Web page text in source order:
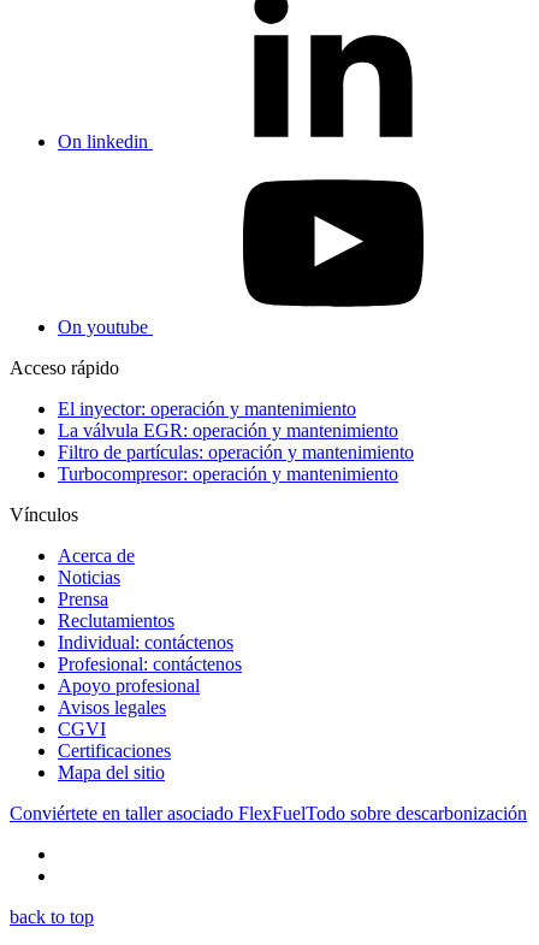
On linkedin
On youtube
Acceso rápido
El inyector: operación y mantenimiento
La válvula EGR: operación y mantenimiento
Filtro de partículas: operación y mantenimiento
Turbocompresor: operación y mantenimiento
Vínculos
Acerca de
Noticias
Prensa
Reclutamientos
Individual: contáctenos
Profesional: contáctenos
Apoyo profesional
Avisos legales
CGVI
Certificaciones
Mapa del sitio
Conviértete en taller asociado FlexFuelTodo sobre descarbonización
back to top